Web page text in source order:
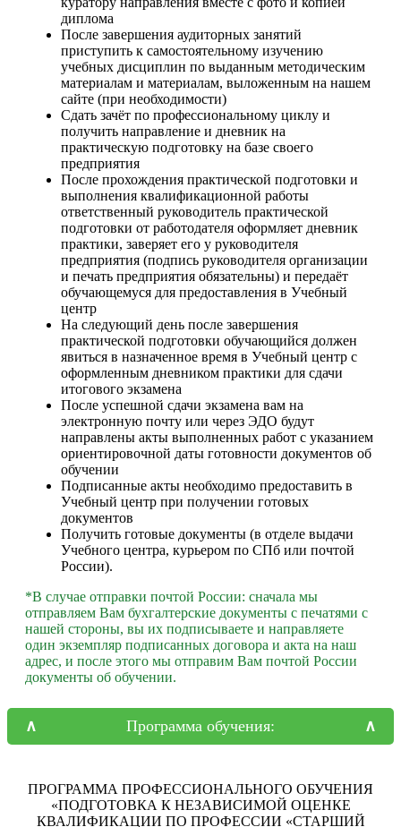
диплома
После завершения аудиторных занятий
приступить к самостоятельному изучению
учебных дисциплин по выданным методическим
материалам и материалам, выложенным на нашем
сайте (при необходимости)
Сдать зачёт по профессиональному циклу и
получить направление и дневник на
практическую подготовку на базе своего
предприятия
После прохождения практической подготовки и
выполнения квалификационной работы
ответственный руководитель практической
подготовки от работодателя оформляет дневник
практики, заверяет его у руководителя
предприятия (подпись руководителя организации
и печать предприятия обязательны) и передаёт
обучающемуся для предоставления в Учебный
центр
На следующий день после завершения
практической подготовки обучающийся должен
явиться в назначенное время в Учебный центр с
оформленным дневником практики для сдачи
итогового экзамена
После успешной сдачи экзамена вам на
электронную почту или через ЭДО будут
направлены акты выполненных работ с указанием
ориентировочной даты готовности документов об
обучении
Подписанные акты необходимо предоставить в
Учебный центр при получении готовых
документов
Получить готовые документы (в отделе выдачи
Учебного центра, курьером по СПб или почтой
России).
*В случае отправки почтой России: сначала мы
отправляем Вам бухгалтерские документы с печатями с
нашей стороны, вы их подписываете и направляете
один экземпляр подписанных договора и акта на наш
адрес, и после этого мы отправим Вам почтой России
документы об обучении.
Программа обучения:
ПРОГРАММА ПРОФЕССИОНАЛЬНОГО ОБУЧЕНИЯ
«ПОДГОТОВКА К НЕЗАВИСИМОЙ ОЦЕНКЕ
КВАЛИФИКАЦИИ ПО ПРОФЕССИИ «СТАРШИЙ